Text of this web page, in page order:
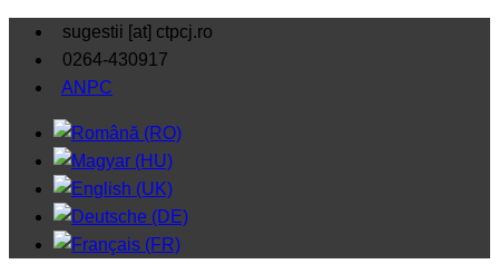
sugestii [at] ctpcj.ro
0264-430917
ANPC